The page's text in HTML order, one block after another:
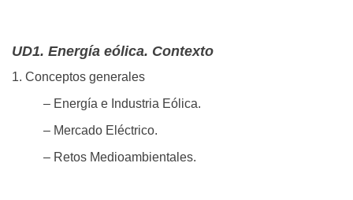
UD1. Energía eólica. Contexto
1. Conceptos generales
– Energía e Industria Eólica.
– Mercado Eléctrico.
– Retos Medioambientales.